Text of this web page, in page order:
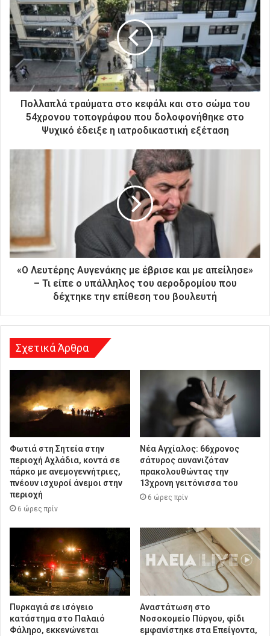
η
ν
η
λ
κ
κ
ε
ύ
η
Πολλαπλά τραύματα στο κεφάλι και στο σώμα του
54χρονου τοπογράφου που δολοφονήθηκε στο
Ψυχικό έδειξε η ιατροδικαστική εξέταση
«Ο Λευτέρης Αυγενάκης με έβρισε και με απείλησε»
– Τι είπε ο υπάλληλος του αεροδρομίου που
δέχτηκε την επίθεση του βουλευτή
Σχετικά Άρθρα
Φωτιά στη Σητεία στην
περιοχή Αχλάδια, κοντά σε
πάρκο με ανεμογεννήτριες,
πνέουν ισχυροί άνεμοι στην
περιοχή
6 ώρες πρίν
Νέα Αγχίαλος: 66χρονος
σάτυρος αυνανιζόταν
πρακολουθώντας την
13χρονη γειτόνισσα του
6 ώρες πρίν
Πυρκαγιά σε ισόγειο
κατάστημα στο Παλαιό
Φάληρο, εκκενώνεται
Αναστάτωση στο
Νοσοκομείο Πύργου, φίδι
εμφανίστηκε στα Επείγοντα,